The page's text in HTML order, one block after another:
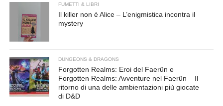
FUMETTI & LIBRI
Il killer non è Alice – L’enigmistica incontra il
mystery
DUNGEONS & DRAGONS
Forgotten Realms: Eroi del Faerûn e
Forgotten Realms: Avventure nel Faerûn – Il
ritorno di una delle ambientazioni più giocate
di D&D